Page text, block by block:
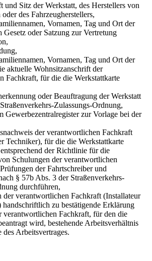
und Sitz der Werkstatt, des Herstellers von
des Fahrzeugherstellers,
Vornamen, Tag und Ort der
Gesetz oder Satzung zur Vertretung
Vornamen, Tag und Ort der
aktuelle Wohnsitzanschrift der
Fachkraft, für die die Werkstattkarte
oder Beauftragung der Werkstatt
Zulassungs-Ordnung,
Gewerbezentralregister zur Vorlage bei der
der verantwortlichen Fachkraft
Techniker), für die die Werkstattkarte
der Richtlinie für die
Schulungen der verantwortlichen
der Fahrtschreiber und
§ 57b Abs. 3 der Straßenverkehrs-
durchführen,
der verantwortlichen Fachkraft (Installateur
handschriftlich zu bestätigende Erklärung
verantwortlichen Fachkraft, für den die
wird, bestehende Arbeitsverhältnis
Arbeitsvertrages.